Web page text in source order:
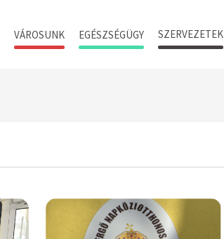
VÁROSUNK EGÉSZSÉGÜGY SZERVEZETEK